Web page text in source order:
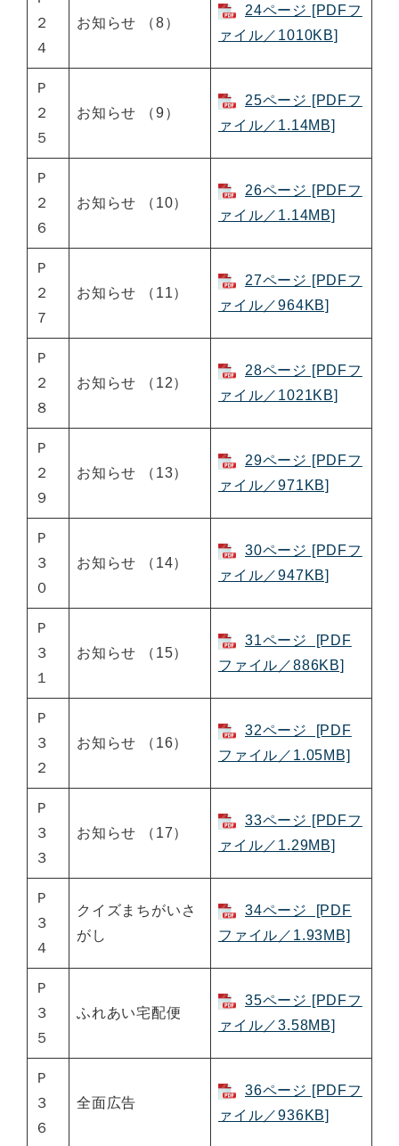
２
４
お知らせ （8）
24ページ [PDFフ
ァイル／1010KB]
Ｐ
２
５
お知らせ （9）
25ページ [PDFフ
ァイル／1.14MB]
Ｐ
２
６
お知らせ （10）
26ページ [PDFフ
ァイル／1.14MB]
Ｐ
２
７
お知らせ （11）
27ページ [PDFフ
ァイル／964KB]
Ｐ
２
８
お知らせ （12）
28ページ [PDFフ
ァイル／1021KB]
Ｐ
２
９
お知らせ （13）
29ページ [PDFフ
ァイル／971KB]
Ｐ
３
０
お知らせ （14）
30ページ [PDFフ
ァイル／947KB]
Ｐ
３
１
お知らせ （15）
31ページ [PDF
ファイル／886KB]
Ｐ
３
２
お知らせ （16）
32ページ [PDF
ファイル／1.05MB]
Ｐ
３
３
お知らせ （17）
33ページ [PDFフ
ァイル／1.29MB]
Ｐ
３
４
クイズまちがいさ
がし
34ページ [PDF
ファイル／1.93MB]
Ｐ
３
５
ふれあい宅配便
35ページ [PDFフ
ァイル／3.58MB]
Ｐ
３
６
全面広告
36ページ [PDFフ
ァイル／936KB]